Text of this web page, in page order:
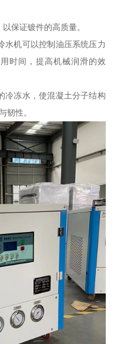
保证镀件的高质量。
水机可以控制油压系统压力
时间，提高机械润滑的效
冷冻水，使混凝土分子结构
韧性。